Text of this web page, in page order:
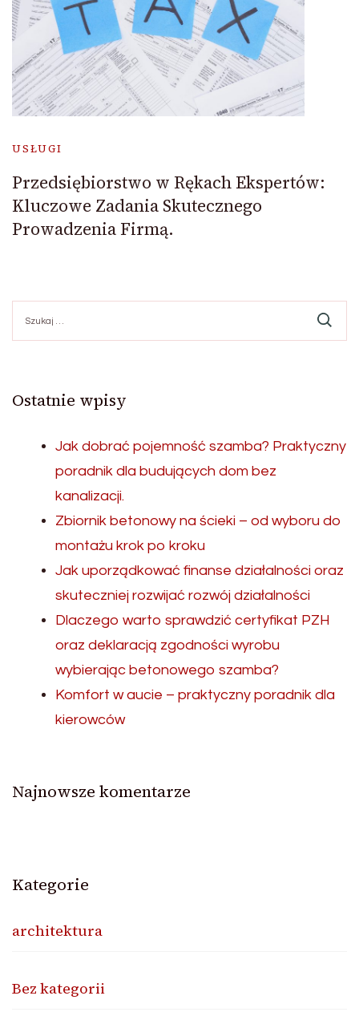
USŁUGI
Przedsiębiorstwo w Rękach Ekspertów:
Kluczowe Zadania Skutecznego
Prowadzenia Firmą.
Ostatnie wpisy
Jak dobrać pojemność szamba? Praktyczny
poradnik dla budujących dom bez
kanalizacji.
Zbiornik betonowy na ścieki – od wyboru do
montażu krok po kroku
Jak uporządkować finanse działalności oraz
skuteczniej rozwijać rozwój działalności
Dlaczego warto sprawdzić certyfikat PZH
oraz deklaracją zgodności wyrobu
wybierając betonowego szamba?
Komfort w aucie – praktyczny poradnik dla
kierowców
Najnowsze komentarze
Kategorie
architektura
Bez kategorii